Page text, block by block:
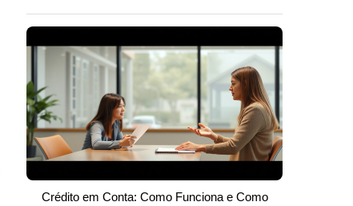
Crédito em Conta: Como Funciona e Como